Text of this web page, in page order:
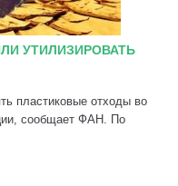
УТИЛИЗИРОВАТЬ
пластиковые отходы во
сообщает ФАН. По